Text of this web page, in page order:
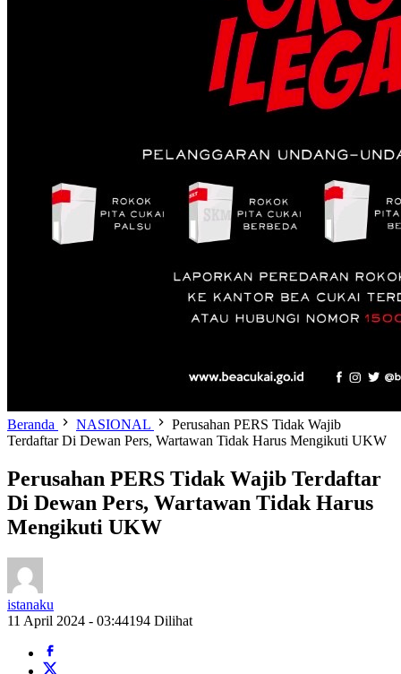
Beranda NASIONAL
Perusahan PERS Tidak Wajib
Terdaftar Di Dewan Pers, Wartawan Tidak Harus Mengikuti UKW
Perusahan PERS Tidak Wajib Terdaftar
Di Dewan Pers, Wartawan Tidak Harus
Mengikuti UKW
istanaku
11 April 2024 - 03:44194 Dilihat